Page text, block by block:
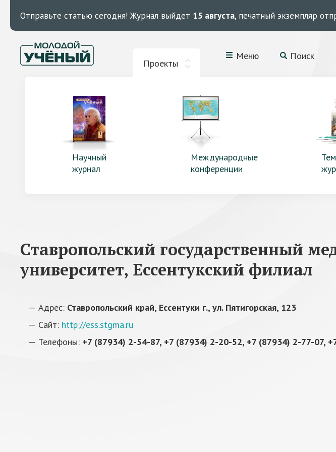
Отправьте статью сегодня! Журнал выйдет 15 августа, печатный экземпляр
Проекты
Меню Поиск
Научный
журнал
Международные
конференции
Ставропольский государственный
университет, Ессентукский филиал
Адрес: Ставропольский край, Ессентуки г., ул. Пятигорская, 123
Сайт: http://ess.stgma.ru
Телефоны: +7 (87934) 2-54-87, +7 (87934) 2-20-52, +7 (87934) 2-77-07,